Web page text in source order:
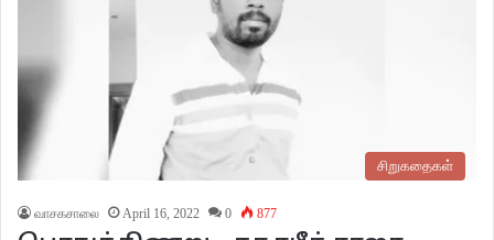
சிறுகதைகள்
வாசகசாலை April 16, 2022 0 877